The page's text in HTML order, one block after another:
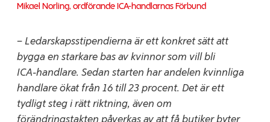
Mikael Norling, ordförande ICA-handlarnas Förbund
–Ledarskapsstipendierna är ett konkret sätt att
bygga en starkare bas av kvinnor som vill bli
ICA‑handlare. Sedan starten har andelen kvinnliga
handlare ökat från 16 till 23 procent. Det är ett
tydligt steg i rätt riktning, även om
förändringstakten påverkas av att få butiker byter